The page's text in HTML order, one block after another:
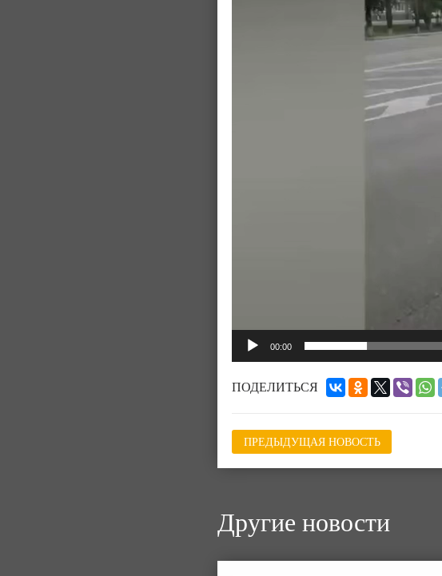
00:00
ПОДЕЛИТЬСЯ
ПРЕДЫДУЩАЯ НОВОСТЬ
Другие новости